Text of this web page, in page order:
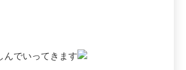
んでいってきます